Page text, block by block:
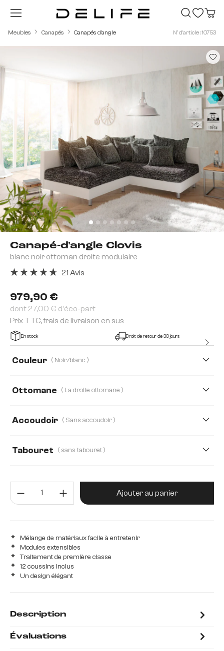
Passer au contenu principal
Meubles Canapés Canapés d'angle N° d'article : 10753
Canapé-d'angle Clovis
blanc noir ottoman droite modulaire
979,90 €
dont 27,00 € d'éco-part
Prix TTC, frais de livraison en sus
21 Avis
En stock Droit de retour de 30 jours
Couleur ( Noir/blanc )
Ottomane ( La droite ottomane )
Accoudoir ( Sans accoudoir )
Tabouret ( sans tabouret )
Quantité de produit : Entrez la
Ajouter au panier
Mélange de matériaux facile à entretenir
Modules extensibles
Traitement de première classe
12 coussins inclus
Un design élégant
Description
Évaluations